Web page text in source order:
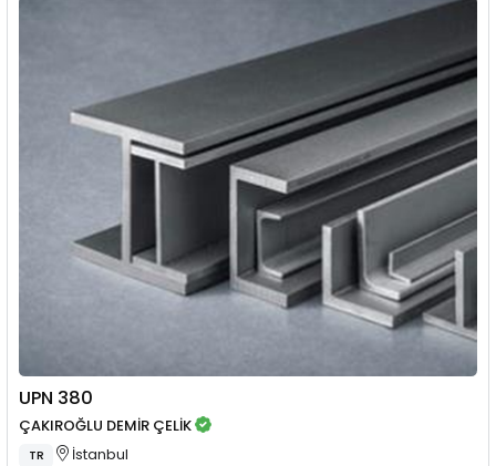
UPN 380
ÇAKIROĞLU DEMİR ÇELİK
TR İstanbul